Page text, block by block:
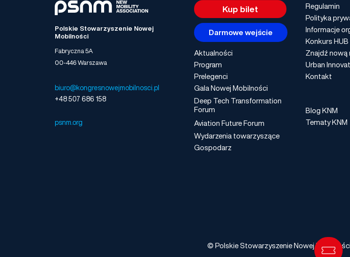
Polskie Stowarzyszenie Nowej
Mobilności
Fabryczna 5A
00-446 Warszawa
biuro@kongresnowejmobilnosci.pl
+48 507 686 158
psnm.org
Kup bilet
Darmowe wejście
Aktualności
Program
Prelegenci
Gala Nowej Mobilności
Deep Tech Transformation
Forum
Aviation Future Forum
Wydarzenia towarzyszące
Gospodarz
Regulamin
Polityka
Informacje
Konkurs HUB
Znajdź
Urban
Kontakt
Blog KNM
Tematy KNM
© Polskie Stowarzyszenie Nowej